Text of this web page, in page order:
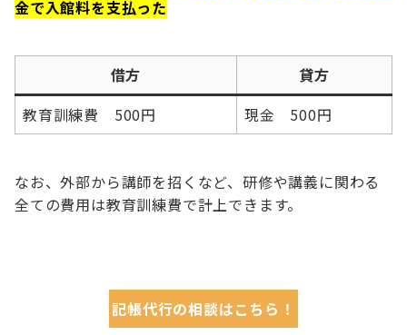
金で入館料を支払った
借方
貸方
教育訓練費 500円
現金 500円
なお、外部から講師を招くなど、研修や講義に関わる
全ての費用は教育訓練費で計上できます。
記帳代行の相談はこちら！